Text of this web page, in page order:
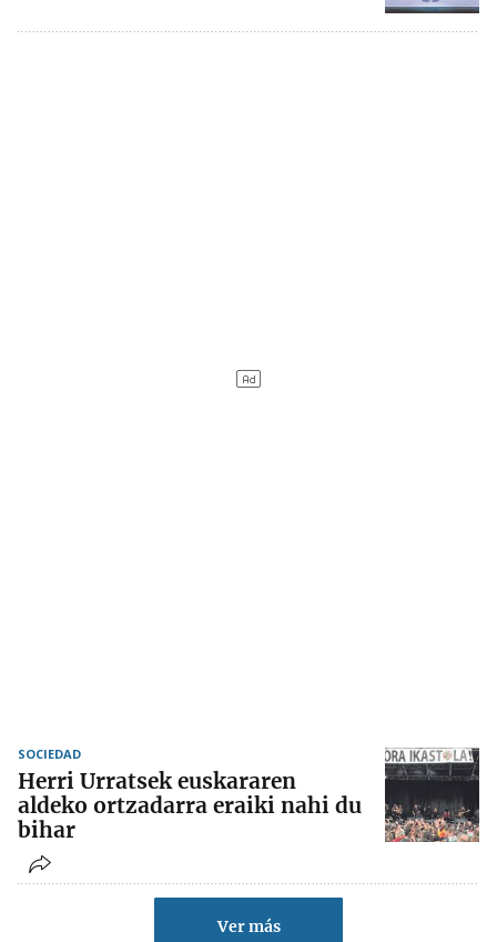
SOCIEDAD
Herri Urratsek euskararen
aldeko ortzadarra eraiki nahi du
bihar
Ver más